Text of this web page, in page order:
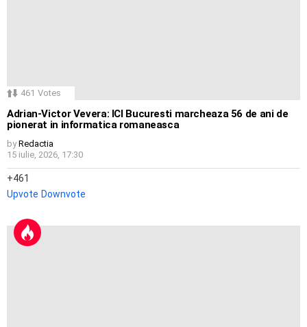
461 Votes
Adrian-Victor Vevera: ICI Bucuresti marcheaza 56 de ani de
pionerat in informatica romaneasca
by Redactia
15 iulie, 2026, 17:30
461
Upvote Downvote